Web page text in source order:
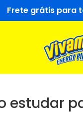
Frete grátis para
estudar